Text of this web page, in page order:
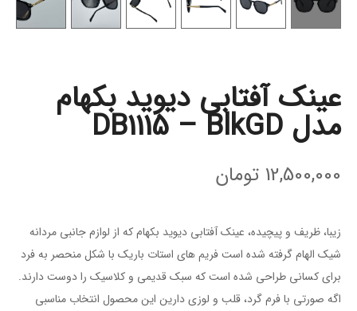
عینک آفتابی دیوید بکهام
مدل DB1115 – BlkGD
12,500,000 تومان
زیبا، ظریف و پیچیده، عینک آفتابی دیوید بکهام که از لوازم جانبی مردانه
شیک الهام گرفته شده است فریم های استات باریک با شکل منحصر به فرد
برای کسانی طراحی شده است که سبک قدیمی و کلاسیک را دوست دارند.
اگه صورتی با فرم گرد، قلب و لوزی دارین این محصول انتخاب مناسبی